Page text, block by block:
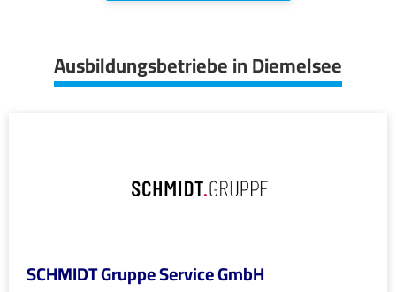
Ausbildungsbetriebe in Diemelsee
SCHMIDT Gruppe Service GmbH